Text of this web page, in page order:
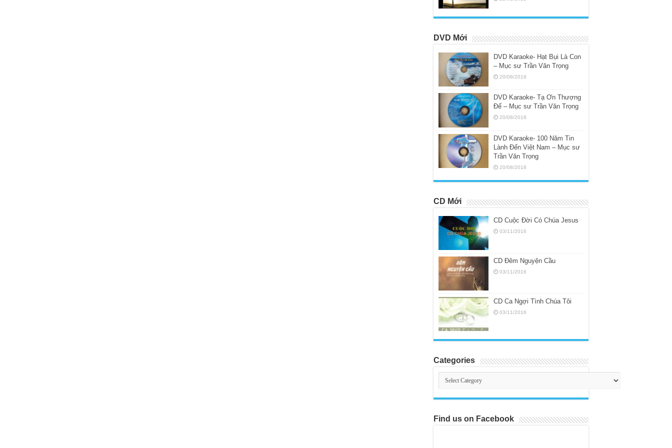
DVD Mới
DVD Karaoke- Hạt Bụi Là Con
– Mục sư Trần Văn Trọng
20/08/2018
DVD Karaoke- Tạ Ơn Thượng
Đế – Mục sư Trần Văn Trọng
20/08/2018
DVD Karaoke- 100 Năm Tin
Lành Đến Việt Nam – Mục sư
Trần Văn Trọng
20/08/2018
CD Mới
CD Cuộc Đời Có Chúa Jesus
03/11/2016
CD Đêm Nguyện Cầu
03/11/2016
CD Ca Ngợi Tình Chúa Tôi
03/11/2016
Categories
Categories
Find us on Facebook